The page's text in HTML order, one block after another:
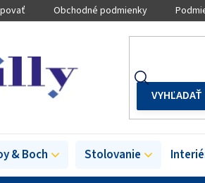
Obchodné podmienky
& Boch Stolovanie